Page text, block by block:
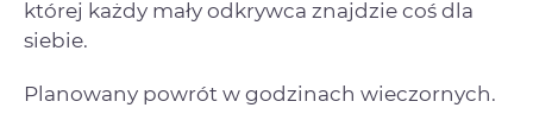
której każdy mały odkrywca znajdzie coś dla
siebie.
Planowany powrót w godzinach wieczornych.